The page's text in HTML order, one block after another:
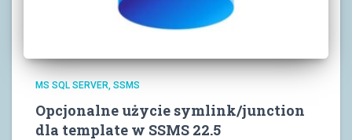
MS SQL SERVER SSMS
Opcjonalne użycie symlink/junction
dla template w SSMS 22.5